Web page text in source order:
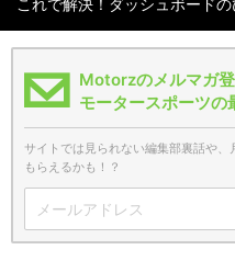
Motorzのメルマガ
モータースポーツの
サイトでは見られない編集部裏話や
もらえるかも！？